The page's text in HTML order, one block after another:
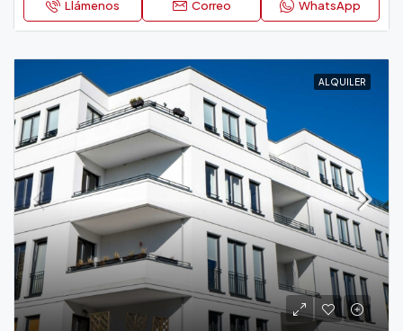
Llámenos Correo WhatsApp
ALQUILER